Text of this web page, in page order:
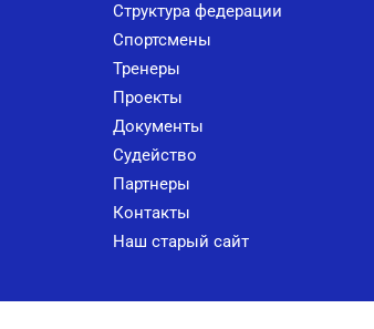
Структура федерации
Спортсмены
Тренеры
Проекты
Документы
Судейство
Партнеры
Контакты
Наш старый сайт